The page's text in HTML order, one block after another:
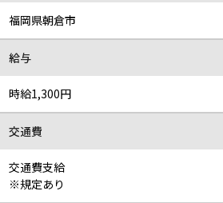
福岡県朝倉市
給与
時給1,300円
交通費
交通費支給
※規定あり